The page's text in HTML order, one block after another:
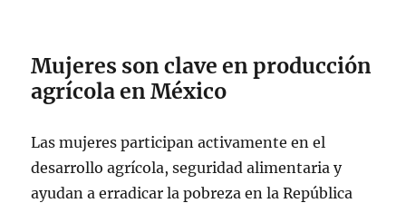
Mujeres son clave en producción
agrícola en México
Las mujeres participan activamente en el
desarrollo agrícola, seguridad alimentaria y
ayudan a erradicar la pobreza en la República